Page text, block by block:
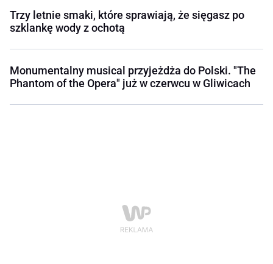
Trzy letnie smaki, które sprawiają, że sięgasz po
szklankę wody z ochotą
Monumentalny musical przyjeżdża do Polski. "The
Phantom of the Opera" już w czerwcu w Gliwicach